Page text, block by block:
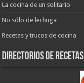
La cocina de un solitario
No sólo de lechuga
Recetas y trucos de cocina
Directorios de recetas